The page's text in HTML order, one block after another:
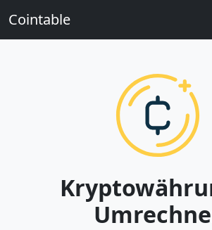
Cointable